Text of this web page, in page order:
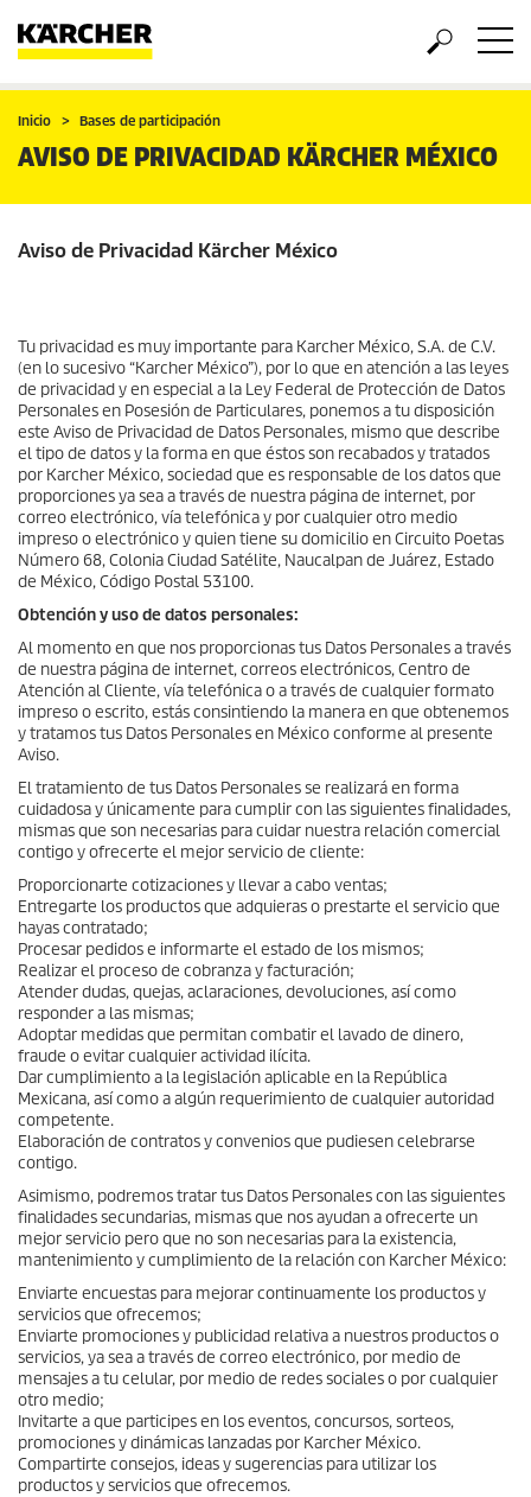
Inicio Bases de participación
AVISO DE PRIVACIDAD KÄRCHER MÉXICO
Aviso de Privacidad Kärcher México
Tu privacidad es muy importante para Karcher México, S.A. de C.V.
(en lo sucesivo “Karcher México”), por lo que en atención a las leyes
de privacidad y en especial a la Ley Federal de Protección de Datos
Personales en Posesión de Particulares, ponemos a tu disposición
este Aviso de Privacidad de Datos Personales, mismo que describe
el tipo de datos y la forma en que éstos son recabados y tratados
por Karcher México, sociedad que es responsable de los datos que
proporciones ya sea a través de nuestra página de internet, por
correo electrónico, vía telefónica y por cualquier otro medio
impreso o electrónico y quien tiene su domicilio en Circuito Poetas
Número 68, Colonia Ciudad Satélite, Naucalpan de Juárez, Estado
de México, Código Postal 53100.
Obtención y uso de datos personales:
Al momento en que nos proporcionas tus Datos Personales a través
de nuestra página de internet, correos electrónicos, Centro de
Atención al Cliente, vía telefónica o a través de cualquier formato
impreso o escrito, estás consintiendo la manera en que obtenemos
y tratamos tus Datos Personales en México conforme al presente
Aviso.
El tratamiento de tus Datos Personales se realizará en forma
cuidadosa y únicamente para cumplir con las siguientes finalidades,
mismas que son necesarias para cuidar nuestra relación comercial
contigo y ofrecerte el mejor servicio de cliente:
Proporcionarte cotizaciones y llevar a cabo ventas;
Entregarte los productos que adquieras o prestarte el servicio que
hayas contratado;
Procesar pedidos e informarte el estado de los mismos;
Realizar el proceso de cobranza y facturación;
Atender dudas, quejas, aclaraciones, devoluciones, así como
responder a las mismas;
Adoptar medidas que permitan combatir el lavado de dinero,
fraude o evitar cualquier actividad ilícita.
Dar cumplimiento a la legislación aplicable en la República
Mexicana, así como a algún requerimiento de cualquier autoridad
competente.
Elaboración de contratos y convenios que pudiesen celebrarse
contigo.
Asimismo, podremos tratar tus Datos Personales con las siguientes
finalidades secundarias, mismas que nos ayudan a ofrecerte un
mejor servicio pero que no son necesarias para la existencia,
mantenimiento y cumplimiento de la relación con Karcher México:
Enviarte encuestas para mejorar continuamente los productos y
servicios que ofrecemos;
Enviarte promociones y publicidad relativa a nuestros productos o
servicios, ya sea a través de correo electrónico, por medio de
mensajes a tu celular, por medio de redes sociales o por cualquier
otro medio;
Invitarte a que participes en los eventos, concursos, sorteos,
promociones y dinámicas lanzadas por Karcher México.
Compartirte consejos, ideas y sugerencias para utilizar los
productos y servicios que ofrecemos.